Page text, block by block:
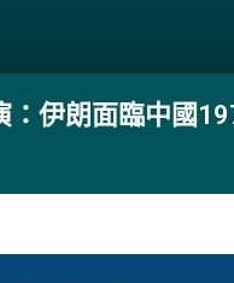
：伊朗面臨中國